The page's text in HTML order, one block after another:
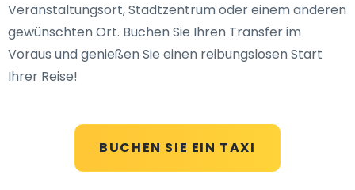
BUCHEN SIE EIN TAXI
Veranstaltungsort, Stadtzentrum oder einem anderen
gewünschten Ort. Buchen Sie Ihren Transfer im
Voraus und genießen Sie einen reibungslosen Start
Ihrer Reise!